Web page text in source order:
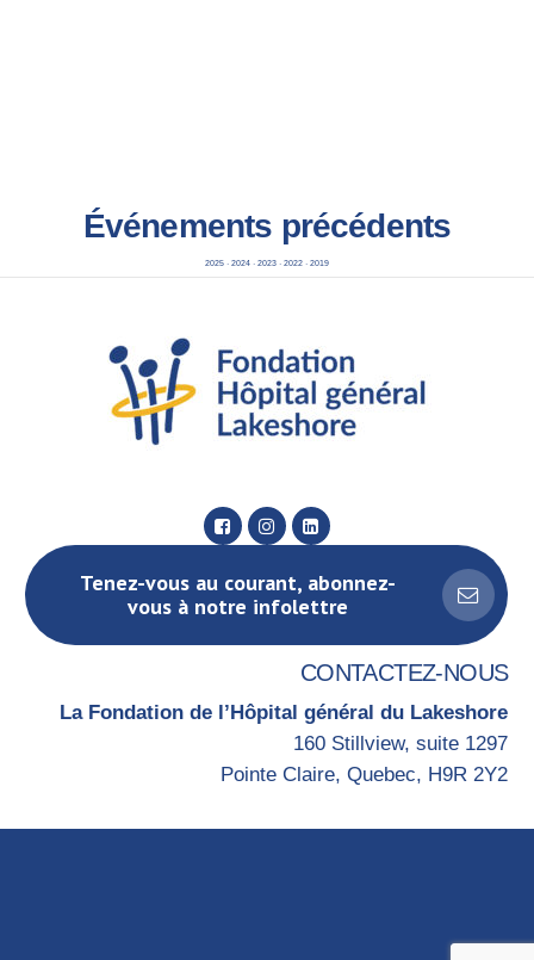
Événements précédents
2025· 2024· 2023· 2022· 2019
Tenez-vous au courant, abonnez-
vous à notre infolettre
CONTACTEZ-NOUS
La Fondation de l’Hôpital général du Lakeshore
160 Stillview, suite 1297
Pointe Claire, Quebec, H9R 2Y2